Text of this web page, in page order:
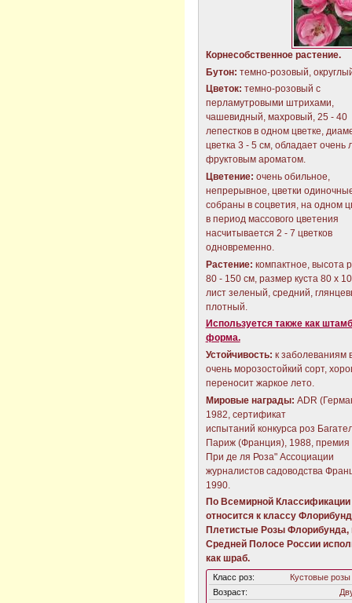
Корнесобственное растение.
Бутон: темно-розовый,
Цветок: темно-розовый с
перламутровыми штрихами,
чашевидный, махровый, 25 - 40
лепестков в одном цветке,
цветка 3 - 5 см, обладает очень
фруктовым ароматом.
Цветение: очень обильное,
непрерывное, цветки
собраны в соцветия, на одном
в период массового цветения
насчитывается 2 - 7 цветков
одновременно.
Растение: компактное, высота
80 - 150 см, размер куста 80 х
лист зеленый, средний,
плотный.
Используется также как
форма.
Устойчивость: к заболеваниям
очень морозостойкий сорт,
переносит жаркое лето.
Мировые награды: ADR
1982, сертификат
испытаний конкурса роз
Париж (Франция), 1988, премия
При де ля Роза" Ассоциации
журналистов садоводства
1990.
По Всемирной Классификации
относится к классу
Плетистые Розы Флорибунда,
Средней Полосе России
как шраб.
Класс роз:
Кустовые
Возраст: